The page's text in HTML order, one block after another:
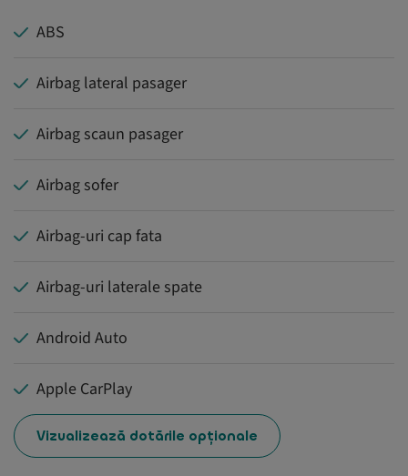
ABS
Airbag lateral pasager
Airbag scaun pasager
Airbag sofer
Airbag-uri cap fata
Airbag-uri laterale spate
Android Auto
Apple CarPlay
Vizualizează dotările opționale